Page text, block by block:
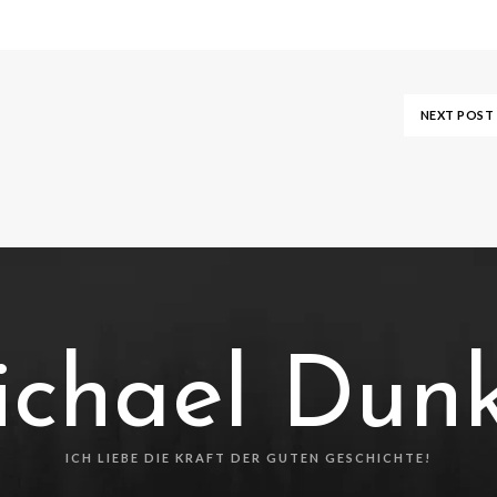
NEXT POST
ICH LIEBE DIE KRAFT DER GUTEN GESCHICHTE!